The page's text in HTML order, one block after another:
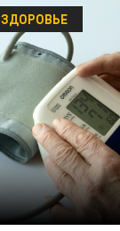
ЗДОРОВЬЕ